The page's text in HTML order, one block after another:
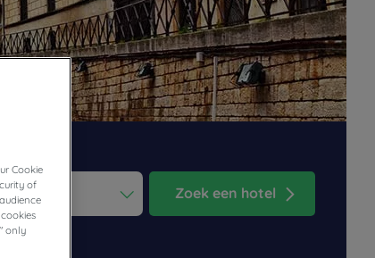
question mark key to get the keyboard shortcuts for
select a date. Press the question mark key to get the
Zoek een hotel
Cookie
of
only